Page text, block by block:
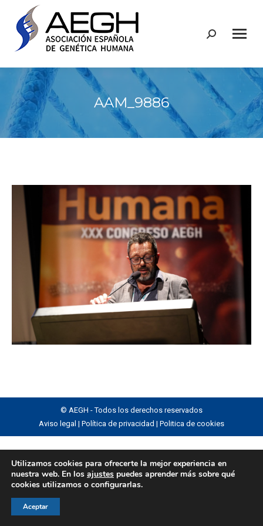
Buscar:
AAM_9886
© AEGH - Todos los derechos reservados
Aviso legal | Política de privacidad | Politica de cookies
Utilizamos cookies para ofrecerte la mejor experiencia en
nuestra web. En los ajustes puedes aprender más sobre qué
cookies utilizamos o configurarlas.
Aceptar